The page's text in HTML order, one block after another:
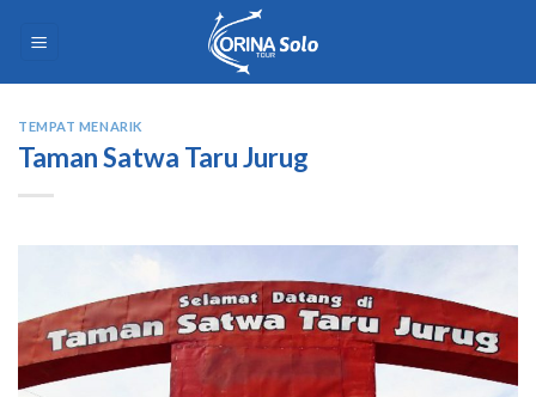
TEMPAT MENARIK
Taman Satwa Taru Jurug